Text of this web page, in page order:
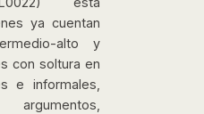
ya cuentan
alto y
con soltura en
e informales,